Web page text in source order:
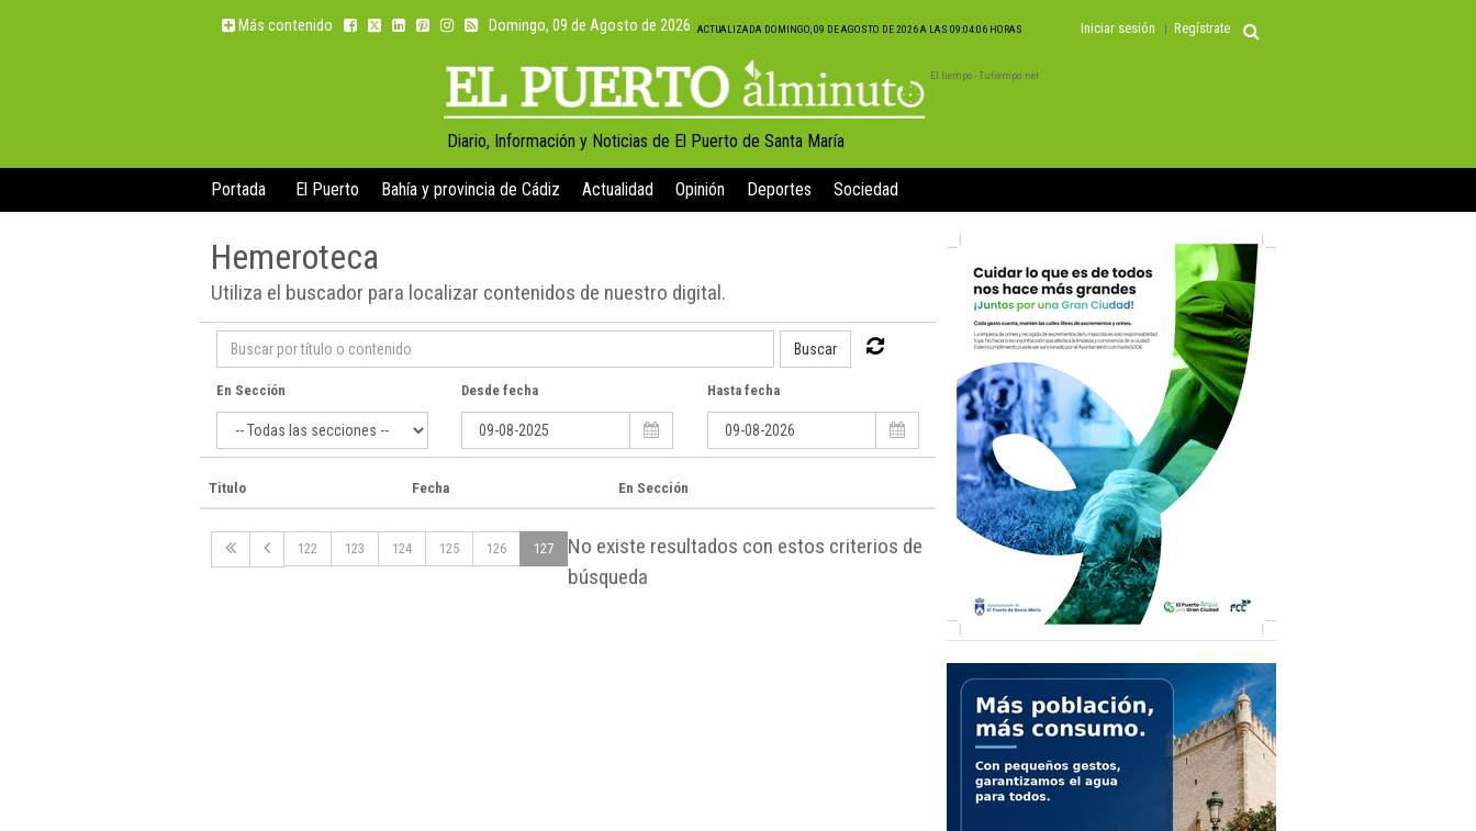
Más contenido Domingo, 09 de Agosto de 2026 ACTUALIZADA DOMINGO, 09 DE AGOSTO DE 2026 A LAS 09:04:06 HORAS Iniciar sesión Regístrate
Diario, Información y Noticias de El Puerto de Santa María
El tiempo - Tutiempo.net
Portada El Puerto Bahía y provincia de Cádiz Actualidad Opinión Deportes Sociedad
Hemeroteca
Utiliza el buscador para localizar contenidos de nuestro digital.
Buscar
En Sección Desde fecha Hasta fecha
Titulo Fecha En Sección
122 123 124 125 126 127
No existe resultados con estos criterios de
búsqueda